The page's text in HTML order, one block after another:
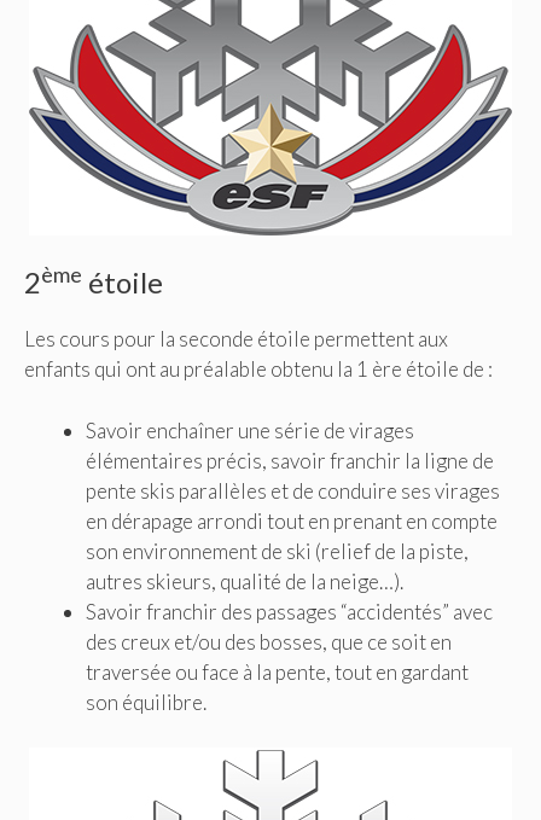
2ème étoile
Les cours pour la seconde étoile permettent aux
enfants qui ont au préalable obtenu la 1 ère étoile de :
Savoir enchaîner une série de virages
élémentaires précis, savoir franchir la ligne de
pente skis parallèles et de conduire ses virages
en dérapage arrondi tout en prenant en compte
son environnement de ski (relief de la piste,
autres skieurs, qualité de la neige…).
Savoir franchir des passages “accidentés” avec
des creux et/ou des bosses, que ce soit en
traversée ou face à la pente, tout en gardant
son équilibre.